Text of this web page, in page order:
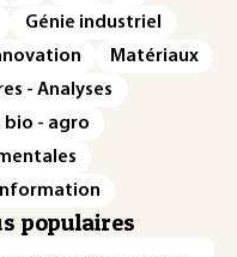
Génie industriel
Matériaux
- Analyses
bio - agro
populaires